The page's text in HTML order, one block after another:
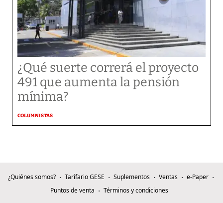
¿Qué suerte correrá el proyecto
491 que aumenta la pensión
mínima?
COLUMNISTAS
¿Quiénes somos? Tarifario GESE Suplementos Ventas
e-Paper
Puntos de venta
Términos y condiciones